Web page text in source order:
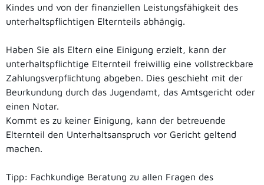
Kindes und von der finanziellen Leistungsfähigkeit des
unterhaltspflichtigen Elternteils abhängig.
Haben Sie als Eltern eine Einigung erzielt, kann der
unterhaltspflichtige Elternteil freiwillig eine vollstreckbare
Zahlungsverpflichtung abgeben. Dies geschieht mit der
Beurkundung durch das Jugendamt, das Amtsgericht oder
einen Notar.
Kommt es zu keiner Einigung, kann der betreuende
Elternteil den Unterhaltsanspruch vor Gericht geltend
machen.
Tipp: Fachkundige Beratung zu allen Fragen des